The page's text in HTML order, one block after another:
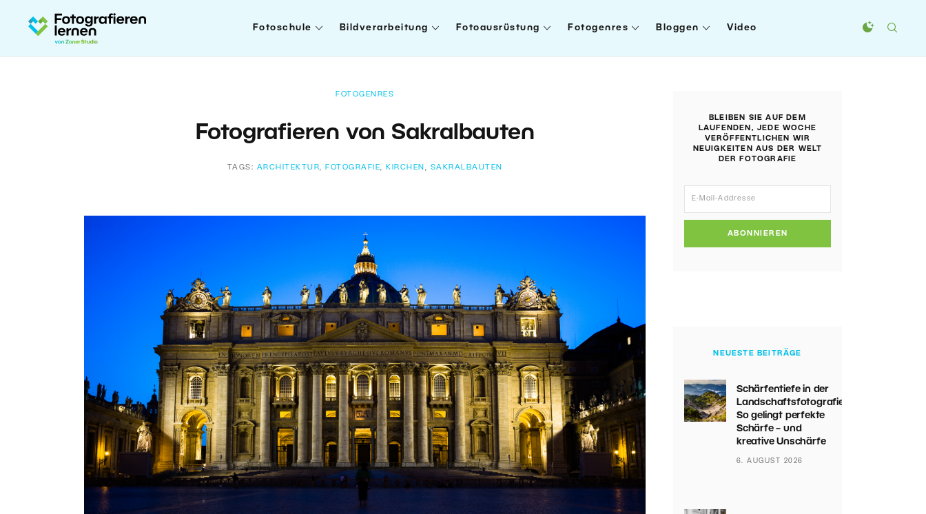
Fotoschule Bildverarbeitung Fotoausrüstung Fotogenres Bloggen Video
FOTOGENRES
Fotografieren von Sakralbauten
TAGS: ARCHITEKTUR, FOTOGRAFIE, KIRCHEN , SAKRALBAUTEN
BLEIBEN SIE AUF DEM
LAUFENDEN, JEDE WOCHE
VERÖFFENTLICHEN WIR
NEUIGKEITEN AUS DER WELT
DER FOTOGRAFIE
ABONNIEREN
NEUESTE BEITRÄGE
Schärfentiefe in der
Landschaftsfotografie:
So gelingt perfekte
Schärfe – und
kreative Unschärfe
6. AUGUST 2026